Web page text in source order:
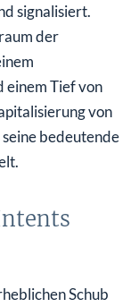
signalisiert.
der
einem Tief von
von
bedeutende
Schub